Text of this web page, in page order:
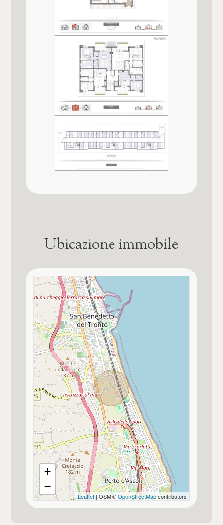
Singolo
Posizione
Zona in forte espansione
Animali ammessi
Si
Impianto Elettrico
A norma
Qualità e pregio dell'immobile
★★★★★
★★★★
Doccia
Bagno secondario con
Doccia
Pavim. Reparto Giorno
altro / a scelta
Pavim. Reparto Notte
altro / a scelta
Tipo serranda garage
Basculante elettrica
Balcone abitabile
Altri immobili disponibili nel fabbricato
Portone Blindato
Piscina comunale
Pista da pattinaggio a rotelle
Pista d'atletica
Università
Ubicazione immobile
+
−
Leaflet| OSM ©OpenStreetMapcontributors
Balcone/Terrazzo